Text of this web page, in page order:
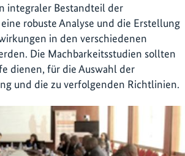
integraler Bestandteil der
robuste Analyse und die Erstellung
in den verschiedenen
Die Machbarkeitsstudien sollten
dienen, für die Auswahl der
und die zu verfolgenden Richtlinien.